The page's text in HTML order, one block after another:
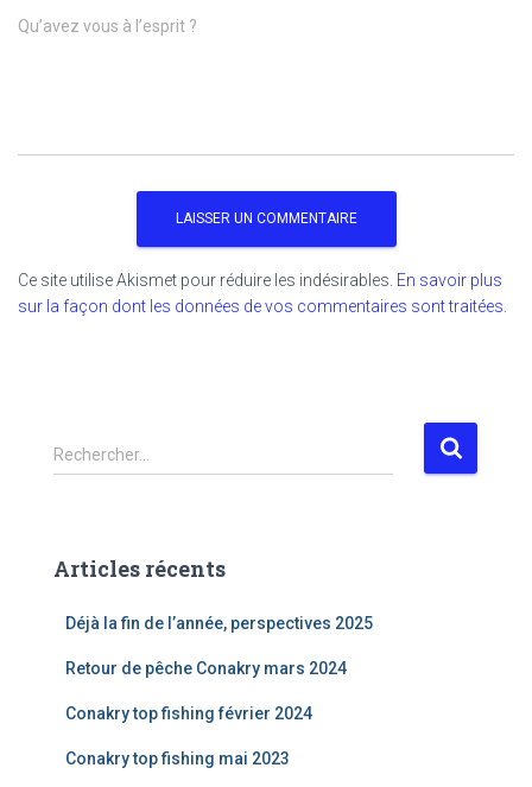
Qu’avez vous à l’esprit ?
Ce site utilise Akismet pour réduire les indésirables. En savoir plus
sur la façon dont les données de vos commentaires sont traitées
R
e
r
Rechercher…
Articles récents
Déjà la fin de l’année, perspectives 2025
Retour de pêche Conakry mars 2024
Conakry top fishing février 2024
Conakry top fishing mai 2023